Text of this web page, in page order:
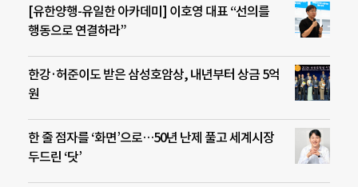
[유한양행-유일한 아카데미] 이호영 대표 “선의를
행동으로 연결하라”
한강·허준이도 받은 삼성호암상, 내년부터 상금 5억
원
한 줄 점자를 ‘화면’으로…50년 난제 풀고 세계시장
두드린 ‘닷’